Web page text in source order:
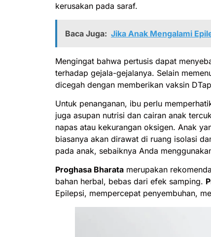
kerusakan pada saraf.
Baca Juga: Jika Anak Mengalami
Mengingat bahwa pertusis dapat
terhadap gejala-gejalanya. Selain
dicegah dengan memberikan vaksin
Untuk penanganan, ibu perlu
juga asupan nutrisi dan cairan anak
napas atau kekurangan oksigen. Anak
biasanya akan dirawat di ruang isolasi
pada anak, sebaiknya Anda
Proghasa Bharata merupakan
bahan herbal, bebas dari efek samping.
Epilepsi, mempercepat penyembuhan,